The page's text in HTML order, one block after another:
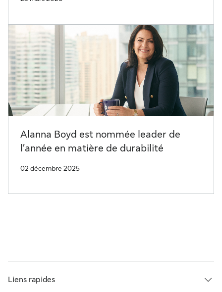
Alanna Boyd est nommée leader de
l’année en matière de durabilité
02 décembre 2025
Liens rapides